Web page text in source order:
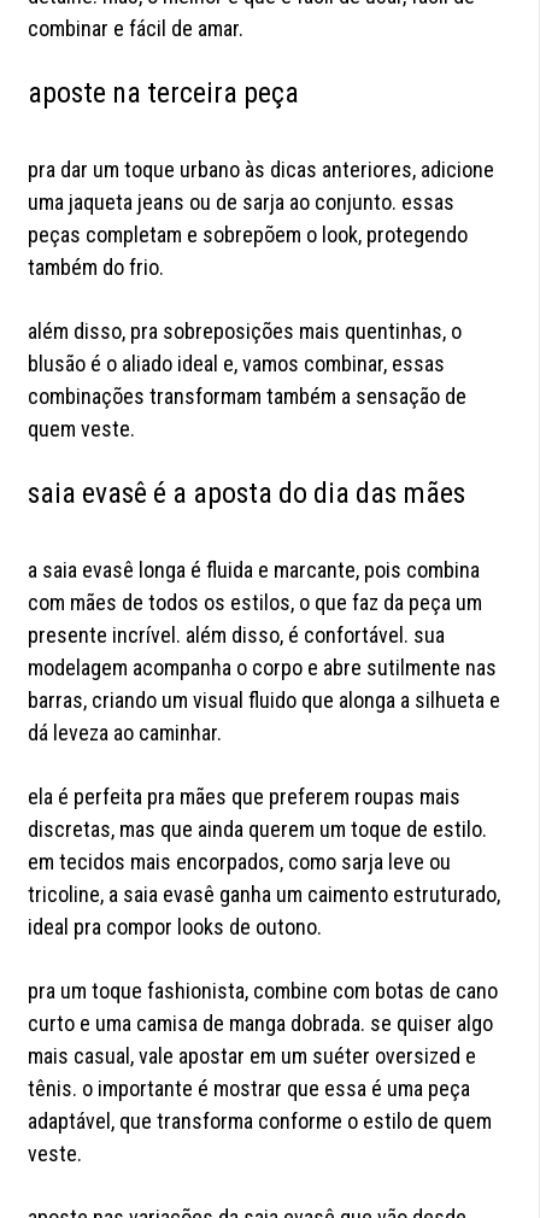
combinar e fácil de amar.
aposte na terceira peça
pra dar um toque urbano às dicas anteriores, adicione
uma jaqueta jeans ou de sarja ao conjunto. essas
peças completam e sobrepõem o look, protegendo
também do frio.
além disso, pra sobreposições mais quentinhas, o
blusão é o aliado ideal e, vamos combinar, essas
combinações transformam também a sensação de
quem veste.
saia evasê é a aposta do dia das mães
a saia evasê longa é fluida e marcante, pois combina
com mães de todos os estilos, o que faz da peça um
presente incrível. além disso, é confortável. sua
modelagem acompanha o corpo e abre sutilmente nas
barras, criando um visual fluido que alonga a silhueta e
dá leveza ao caminhar.
ela é perfeita pra mães que preferem roupas mais
discretas, mas que ainda querem um toque de estilo.
em tecidos mais encorpados, como sarja leve ou
tricoline, a saia evasê ganha um caimento estruturado,
ideal pra compor looks de outono.
pra um toque fashionista, combine com botas de cano
curto e uma camisa de manga dobrada. se quiser algo
mais casual, vale apostar em um suéter oversized e
tênis. o importante é mostrar que essa é uma peça
adaptável, que transforma conforme o estilo de quem
veste.